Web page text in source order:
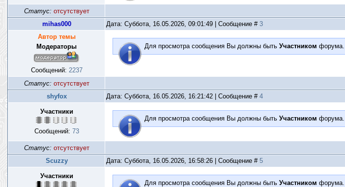
Статус: отсутствует
mihas000
Дата: Суббота, 16.05.2026, 09:01:49 | Сообщение # 3
Автор темы
Модераторы
Сообщений: 2237
Для просмотра сообщения Вы должны быть Участником форума.
Статус: отсутствует
shyfox
Дата: Суббота, 16.05.2026, 16:21:42 | Сообщение # 4
Участники
Сообщений: 73
Для просмотра сообщения Вы должны быть Участником форума.
Статус: отсутствует
Scuzzy
Дата: Суббота, 16.05.2026, 16:58:26 | Сообщение # 5
Участники
Для просмотра сообщения Вы должны быть Участником форума.